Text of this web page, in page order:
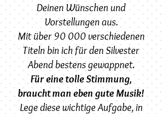
Deinen Wünschen und
Vorstellungen aus.
Mit über 90 000 verschiedenen
Titeln bin ich für den Silvester
Abend bestens gewappnet.
Für eine tolle Stimmung,
braucht man eben gute Musik!
Lege diese wichtige Aufgabe, in